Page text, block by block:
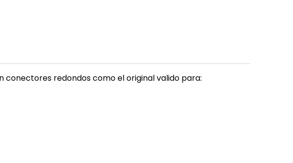
redondos como el original valido para: